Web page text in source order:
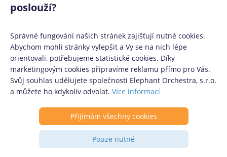
Poslední aktualizace obsahu: 25. 2. 2024
Mediálním partneři:Půjčko.cz,CoolPôžičky.sk, CoolFinance.pl
PrestamosFrescos.es
Máte dotaz či připomínku? Napište náminfo@coolpujcky.cz
©CoolPujcky.cz- Home Credit půjčka
Povinně zveřejňované informace|Informace o řazení produktových
nabídek.
poslouží?
Správné fungování našich stránek zajišťují nutné cookies.
Abychom mohli stránky vylepšit a Vy se na nich lépe
orientovali, potřebujeme statistické cookies. Díky
marketingovým cookies připravíme reklamu přímo pro Vás.
Svůj souhlas udělujete společnosti Elephant Orchestra, s.r.o.
a můžete ho kdykoliv odvolat. Více informací
Přijímám všechny cookies
Pouze nutné